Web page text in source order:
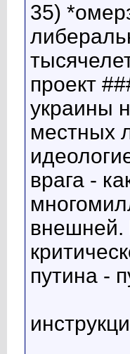
35)
проект
украины
местных
врага -
внешней.
путина -